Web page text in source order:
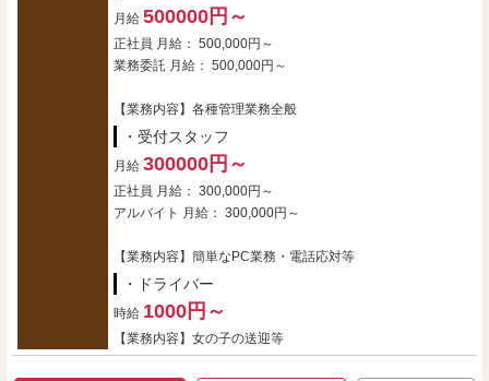
月給 500000円～
正社員 月給： 500,000円～
業務委託 月給： 500,000円～
【業務内容】各種管理業務全般
・受付スタッフ
月給 300000円～
正社員 月給： 300,000円～
アルバイト 月給： 300,000円～
【業務内容】簡単なPC業務・電話応対等
・ドライバー
時給 1000円～
【業務内容】女の子の送迎等